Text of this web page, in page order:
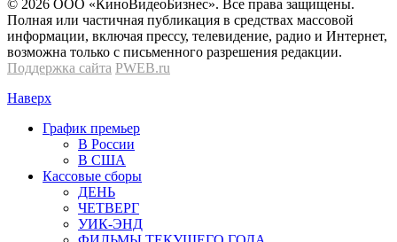
© 2026 OOО «КиноВидеоБизнес». Все права защищены.
Полная или частичная публикация в средствах массовой
информации, включая прессу, телевидение, радио и Интернет,
возможна только с письменного разрешения редакции.
Поддержка сайта PWEB.ru
Наверх
График премьер
В России
В США
Кассовые сборы
ДЕНЬ
ЧЕТВЕРГ
УИК-ЭНД